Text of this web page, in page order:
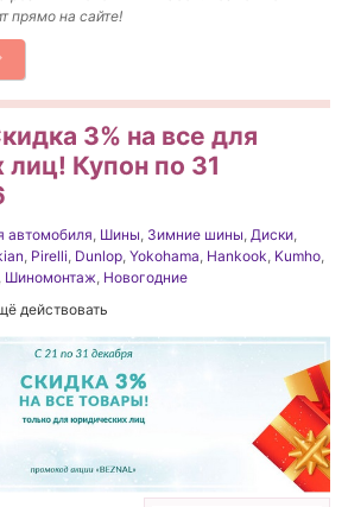
прямо на сайте!
3% на все для
Купон по 31
автомобиля Шины Зимние шины Диски
Pirelli Dunlop Yokohama Hankook Kumho
Шиномонтаж Новогодние
действовать